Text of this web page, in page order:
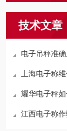
技术文章
电子吊秤准
上海电子称
耀华电子秤如
江西电子称